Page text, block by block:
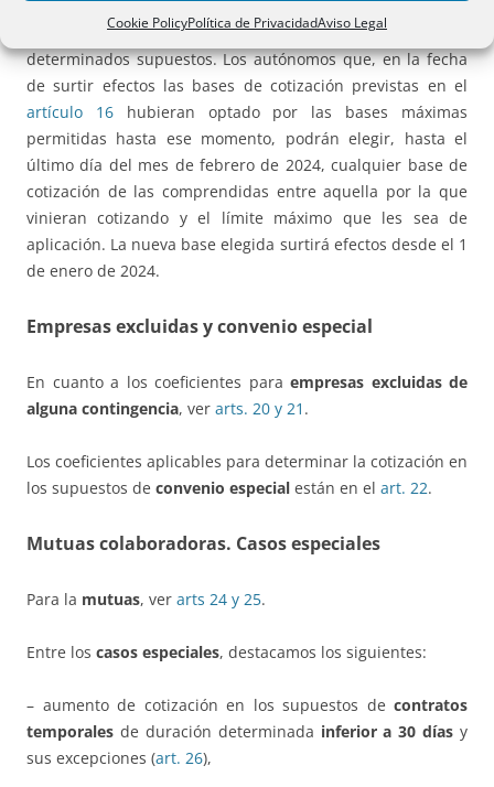
Cookie PolicyPolítica de PrivacidadAviso Legal
D.Tr. 3ªregula laopción de bases de cotización
determinados supuestos. Los autónomos que, en la fecha
de surtir efectos las bases de cotización previstas en el
artículo 16hubieran optado por las bases máximas
permitidas hasta ese momento, podrán elegir, hasta el
último día del mes de febrero de 2024, cualquier base de
cotización de las comprendidas entre aquella por la que
vinieran cotizando y el límite máximo que les sea de
aplicación. La nueva base elegida surtirá efectos desde el 1
de enero de 2024.
Empresas excluidas y convenio especial
En cuanto a los coeficientes para empresas excluidas de
alguna contingencia, ver arts. 20 y 21 .
Los coeficientes aplicables para determinar la cotización en
los supuestos de convenio especial están en el art. 22.
Mutuas colaboradoras. Casos especiales
Para la mutuas, ver arts 24 y 25.
Entre los casos especiales, destacamos los siguientes:
– aumento de cotización en los supuestos de contratos
temporales de duración determinada inferior a 30 días y
sus excepciones (art. 26),